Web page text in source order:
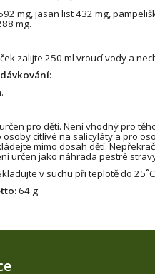
mg, jasan list 432 mg,
mg.
zalijte 250 ml vroucí vody a
pro děti. Není vhodný pro
citlivé na salicyláty a pro
mimo dosah dětí.
určen jako náhrada pestré
v suchu při teplotě do
64 g